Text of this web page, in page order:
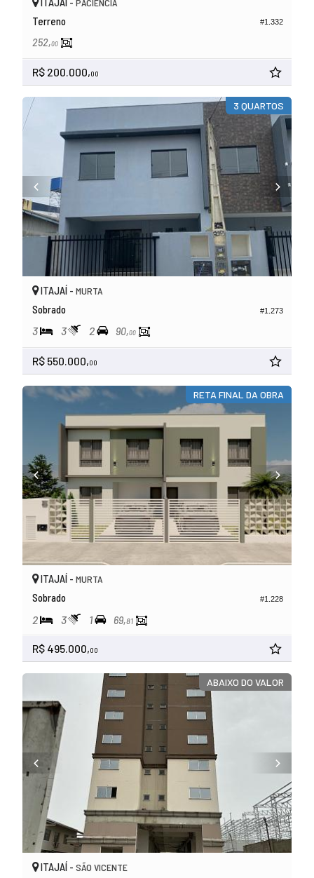
#1.332
PACIÊNCIA
Terreno
252,00
R$ 200.000,00
3 QUARTOS
#1.273
ITAJAÍ - MURTA
Sobrado
3 3 2 90,00
R$ 550.000,00
RETA FINAL DA OBRA
#1.228
ITAJAÍ - MURTA
Sobrado
2 3 1 69,81
R$ 495.000,00
ABAIXO DO VALOR
ITAJAÍ - SÃO VICENTE